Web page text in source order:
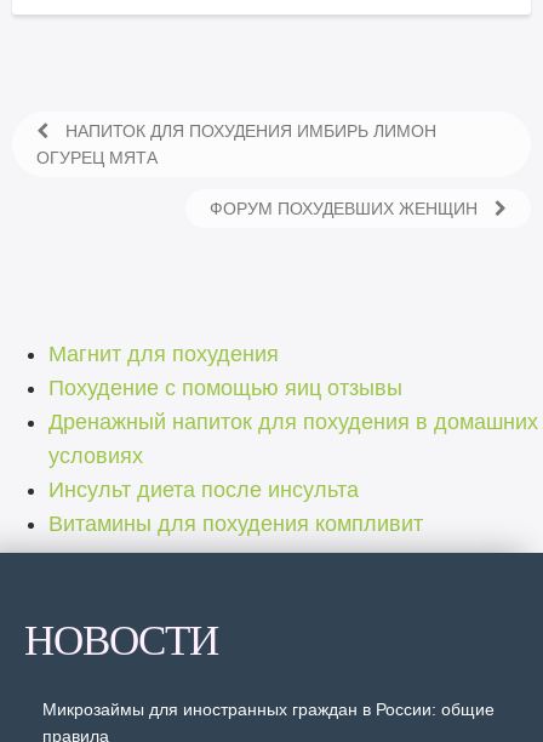
НАПИТОК ДЛЯ ПОХУДЕНИЯ ИМБИРЬ ЛИМОН
ОГУРЕЦ МЯТА
ФОРУМ ПОХУДЕВШИХ ЖЕНЩИН
Магнит для похудения
Похудение с помощью яиц отзывы
Дренажный напиток для похудения в домашних
условиях
Инсульт диета после инсульта
Витамины для похудения компливит
НОВОСТИ
Микрозаймы для иностранных граждан в России: общие
правила